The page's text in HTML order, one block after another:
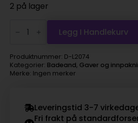
2 på lager
Badeand,
Svart Legg I Handlekurv
Produktnummer: D-L2074
Kategorier: Badeand, Gaver og
Merke: Ingen merker
Leveringstid 3-7
Fri frakt på